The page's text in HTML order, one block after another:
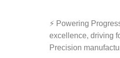
⚡ Powering
excellence, driving
Precision